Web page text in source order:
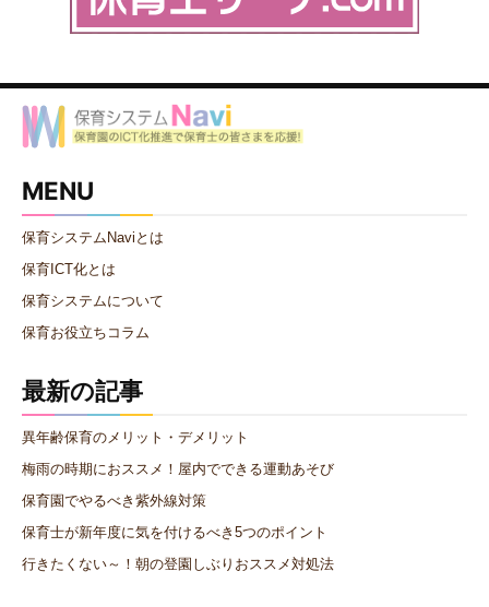
MENU
保育システムNaviとは
保育ICT化とは
保育システムについて
保育お役立ちコラム
最新の記事
異年齢保育のメリット・デメリット
梅雨の時期におススメ！屋内でできる運動あそび
保育園でやるべき紫外線対策
保育士が新年度に気を付けるべき5つのポイント
行きたくない～！朝の登園しぶりおススメ対処法